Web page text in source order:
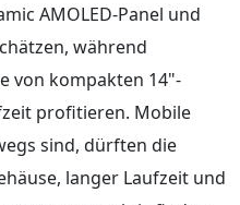
AMOLED-Panel und
während
von kompakten 14"-
profitieren. Mobile
sind, dürften die
langer Laufzeit und